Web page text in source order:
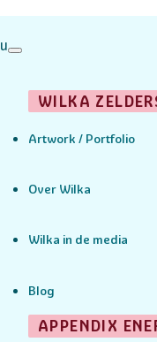
WILKA
Artwork / Portfolio
Over Wilka
Wilka in de media
Blog
APPENDIX